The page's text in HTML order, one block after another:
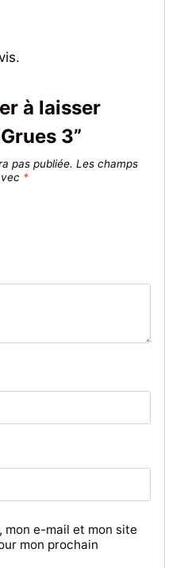
à laisser
3”
pas publiée. Les champs
*
mon e-mail et mon site
mon prochain